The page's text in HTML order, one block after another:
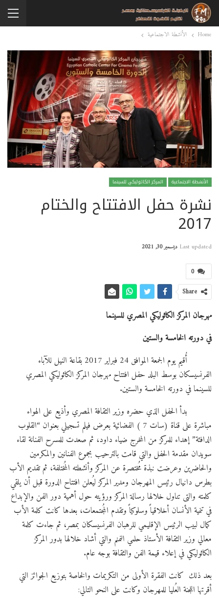
Home الأنشطة الاجتماعية
الأنشطة الاجتماعية المركز الكاثوليكي للسينما
نشرة حفل الافتتاح والختام
2017
Last updated ديسمبر 30, 2021
0
Share
مهرجان المركز الكاثوليكي المصري للسينما
في دورته الخامسة والستين
أُقيم يوم الجمعة الموافق 24 فبراير 2017 بقاعة النيل للآباء
الفرنسيسكان بوسط البلد حفل افتتاح مهرجان المركز الكاثوليكي المصري
للسينما في دورته الخامسة والستين.
بدأ الحفل الذي حضره وزير الثقافة المصري وأذيع على الهواء
مباشرة على قناة (سات 7 ) الفضائية بعرض فيلم تسجيلي بعنوان “القلوب
الدافئة” إهداء للمركز من المخرج ضياء داود، ثم صعدت للمسرح الفنانة لقاء
سويدان مقدمة الحفل والتي قامت بالترحيب بجموع الفنانين والمكرمين
والحاضرين وعرضت نبذة مُختصرة عن المركز وأنشطته المُختلفة، ثم تقديم الأب
بطرس دانيال رئيس المهرجان ومدير المركز ليُعلن افتتاح الدورة قبل أن يلقي
كلمته والتى تناول خلالها رسالة المركز ورؤيته حول أهمية دور الفن والإبداع
في تنمية الأنسان أخلاقياً وسلوكياً وتقدم المُجتمعات، بعدها كانت كلمة الأب
كمال لبيب الرئيس الإقليمي للرهبان الفرنسيسكان بمصر، ثم جاءت كلمة
معالي وزير الثقافة الأستاذ حلمي النمنم والتي أشاد خلالها بدور المركز
الكاثوليكي في إعلاء قيمة الفن والثقافة بوجه عام.
بعد ذلك كانت الفقرة الأولى من التكريمات والخاصة بتوزيع الجوائز التي
أقرتها اللجنة العُليا للمهرجان وكانت على النحو التالي: